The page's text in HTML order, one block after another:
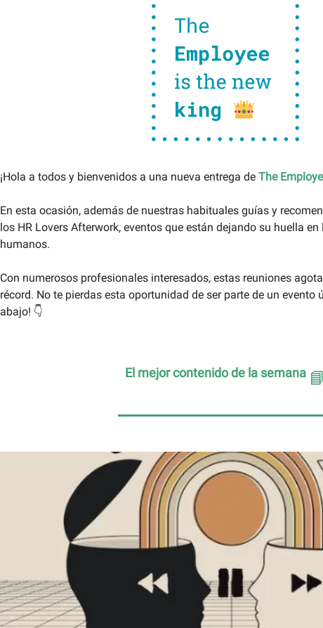
¡Hola a todos y bienvenidos a una nueva entrega de The
En esta ocasión, además de nuestras habituales guías y
los HR Lovers Afterwork, eventos que están dejando su huella
humanos.
Con numerosos profesionales interesados, estas reuniones
récord. No te pierdas esta oportunidad de ser parte de un evento
abajo! 👇
El mejor contenido de la semana 📘